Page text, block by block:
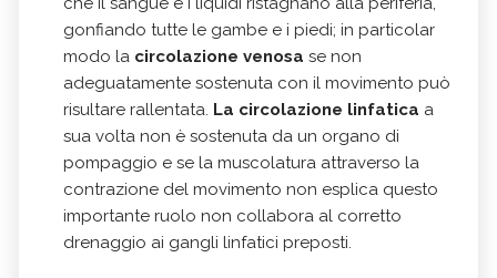
gonfiando tutte le gambe e i piedi; in particolar
modo la circolazione venosa se non
adeguatamente sostenuta con il movimento può
risultare rallentata. La circolazione linfatica a
sua volta non è sostenuta da un organo di
pompaggio e se la muscolatura attraverso la
contrazione del movimento non esplica questo
importante ruolo non collabora al corretto
drenaggio ai gangli linfatici preposti.